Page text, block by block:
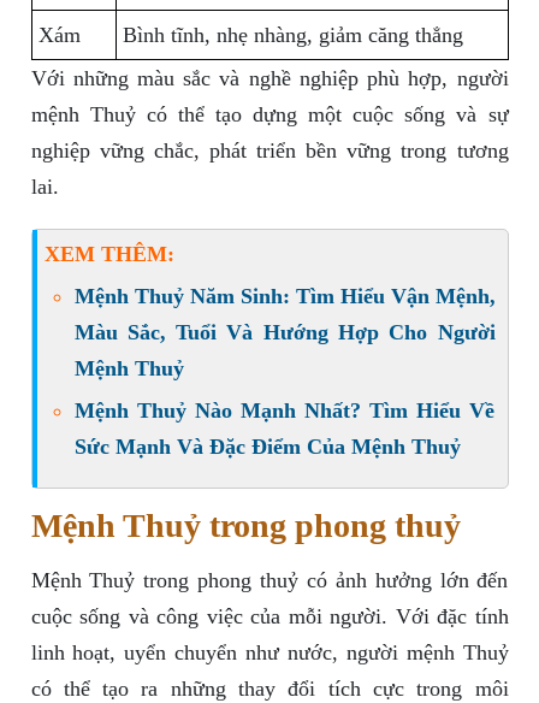
Xám
Bình tĩnh, nhẹ nhàng, giảm căng thẳng
Với những màu sắc và nghề nghiệp phù hợp, người
mệnh Thuỷ có thể tạo dựng một cuộc sống và sự
nghiệp vững chắc, phát triển bền vững trong tương
lai.
XEM THÊM:
Mệnh Thuỷ Năm Sinh: Tìm Hiểu Vận Mệnh,
Màu Sắc, Tuổi Và Hướng Hợp Cho Người
Mệnh Thuỷ
Mệnh Thuỷ Nào Mạnh Nhất? Tìm Hiểu Về
Sức Mạnh Và Đặc Điểm Của Mệnh Thuỷ
Mệnh Thuỷ trong phong thuỷ
Mệnh Thuỷ trong phong thuỷ có ảnh hưởng lớn đến
cuộc sống và công việc của mỗi người. Với đặc tính
linh hoạt, uyển chuyển như nước, người mệnh Thuỷ
có thể tạo ra những thay đổi tích cực trong môi